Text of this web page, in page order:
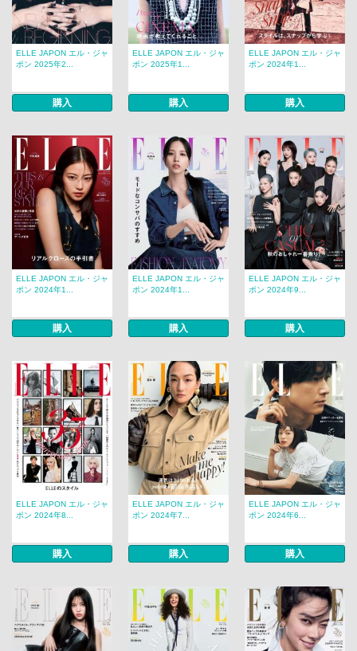
ELLE JAPON エル・ジャ
ポン 2025年2...
購入
ELLE JAPON エル・ジャ
ポン 2025年1...
購入
ELLE JAPON エル・ジャ
ポン 2024年1...
購入
ELLE JAPON エル・ジャ
ポン 2024年1...
購入
ELLE JAPON エル・ジャ
ポン 2024年1...
購入
ELLE JAPON エル・ジャ
ポン 2024年9...
購入
ELLE JAPON エル・ジャ
ポン 2024年8...
購入
ELLE JAPON エル・ジャ
ポン 2024年7...
購入
ELLE JAPON エル・ジャ
ポン 2024年6...
購入